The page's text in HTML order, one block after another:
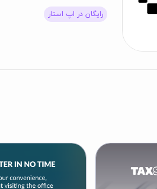
رایگان در اپ استار